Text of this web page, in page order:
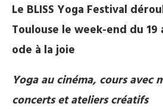
Le BLISS Yoga Festival
Toulouse le week-end du 19
ode à la joie
Yoga au cinéma, cours avec
concerts et ateliers créatifs